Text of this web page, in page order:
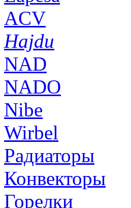
ACV
Hajdu
NAD
NADO
Nibe
Wirbel
Радиаторы
Конвекторы
Горелки